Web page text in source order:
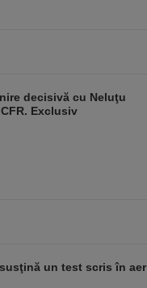
decisivă cu Neluţu
Exclusiv
un test scris în aer